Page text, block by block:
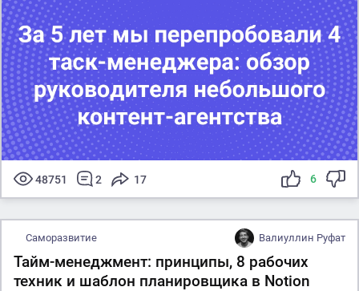
48751 2 17 6
Саморазвитие Валиуллин Руфат
Тайм-менеджмент: принципы, 8 рабочих
техник и шаблон планировщика в Notion